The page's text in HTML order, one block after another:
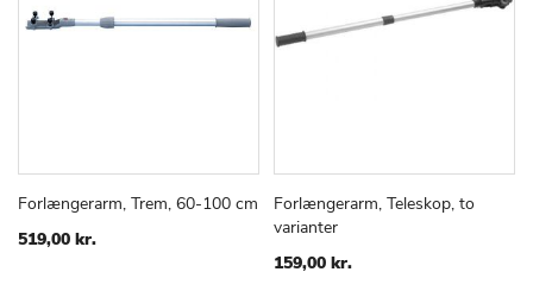
Læg i kurv
TILFØJ
SAMMENLIGN
Forlængerarm, Trem, 60-100 cm
519,00 kr.
Læg i kurv
TILFØJ
Forlængerarm, Teleskop, to
varianter
159,00 kr.